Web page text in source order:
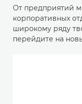
От предприятий
корпоративных
широкому ряду
перейдите на